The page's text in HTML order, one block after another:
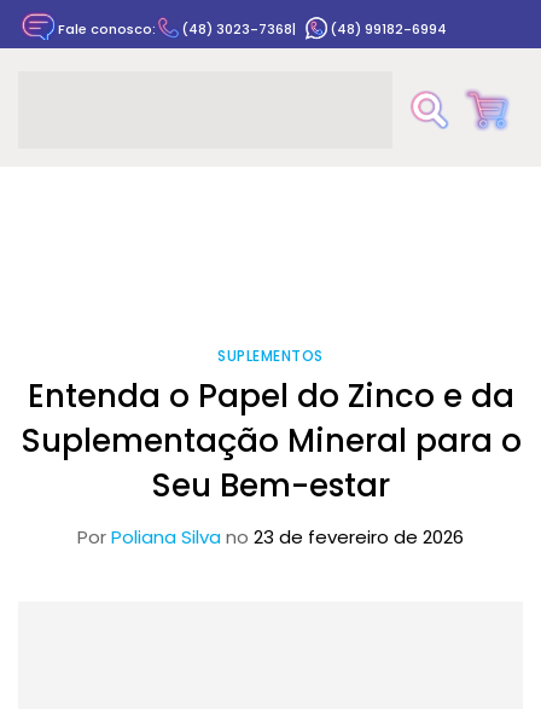
Fale conosco: (48) 3023-7368| (48) 99182-6994
SUPLEMENTOS
Entenda o Papel do Zinco e da
Suplementação Mineral para o
Seu Bem-estar
PorPoliana Silvano 23 de fevereiro de 2026